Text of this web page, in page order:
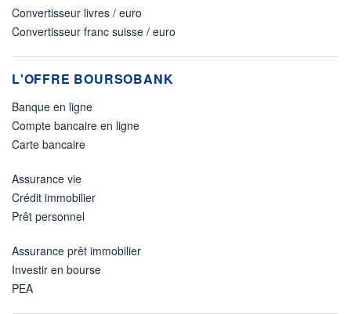
Convertisseur livres / euro
Convertisseur franc suisse / euro
L'OFFRE BOURSOBANK
Banque en ligne
Compte bancaire en ligne
Carte bancaire
Assurance vie
Crédit immobilier
Prêt personnel
Assurance prêt immobilier
Investir en bourse
PEA